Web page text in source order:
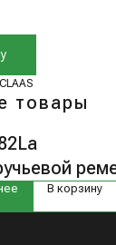
товары
В корзину